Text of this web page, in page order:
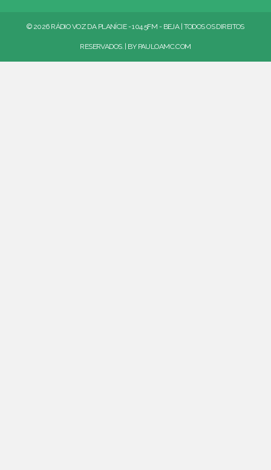
© 2026 RÁDIO VOZ DA PLANÍCIE - 104.5FM - BEJA | TODOS OS DIREITOS
RESERVADOS. | BY PAULOAMC.COM